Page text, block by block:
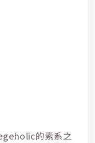
的素系之